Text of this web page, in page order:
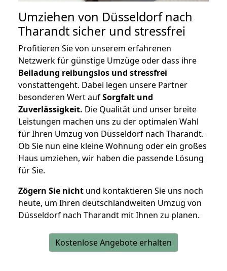
Umziehen von Düsseldorf nach
Tharandt sicher und stressfrei
Profitieren Sie von unserem erfahrenen
Netzwerk für günstige Umzüge oder dass ihre
Beiladung reibungslos und stressfrei
vonstattengeht. Dabei legen unsere Partner
besonderen Wert aufSorgfalt und
Zuverlässigkeit. Die Qualität und unser breite
Leistungen machen uns zu der optimalen Wahl
für Ihren Umzug von Düsseldorf nach Tharandt.
Ob Sie nun eine kleine Wohnung oder ein großes
Haus umziehen, wir haben die passende Lösung
für Sie.
Zögern Sie nicht und kontaktieren Sie uns noch
heute, um Ihren deutschlandweiten Umzug von
Düsseldorf nach Tharandt mit Ihnen zu planen.
Kostenlose Angebote erhalten